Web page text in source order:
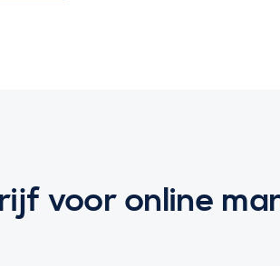
voor online